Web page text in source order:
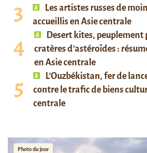
Les artistes russes de
accueillis en Asie centrale
Desert kites,
cratères d’astéroïdes :
en Asie centrale
L’Ouzbékistan, fer de
contre le trafic de biens
centrale
Photo du jour